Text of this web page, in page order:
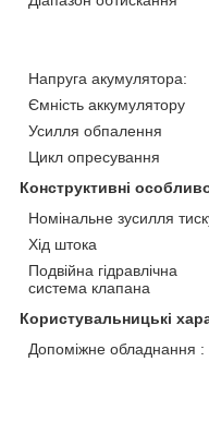
Напруга акумулятора:
Ємність аккумулятору
Усилля обпалення
Цикл опресування
Конструктивні
Номінальне зусилля
Хід штока
Подвійна гідравлічна
система клапана
Користувальницькі
Допоміжне обладнання :